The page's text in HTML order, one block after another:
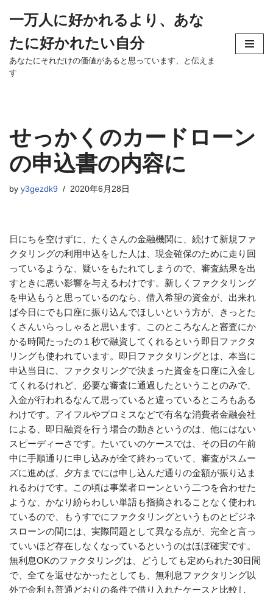
to
content
一万人に好かれるより、あな
たに好かれたい自分
あなたにそれだけの価値があると思っています、と伝えま
す
せっかくのカードローン
の申込書の内容に
by y3gezdk9 2020年6月28日
日にちを空けずに、たくさんの金融機関に、続けて新規ファ
クタリングの利用申込をした人は、現金確保のために走り回
っているような、疑いをもたれてしまうので、審査結果を出
すときに悪い影響を与えるわけです。新しくファクタリング
を申込もうと思っているのなら、借入希望の資金が、出来れ
ば今日にでも口座に振り込んでほしいという方が、きっとた
くさんいらっしゃると思います。このところなんと審査にか
かる時間たったの１秒で融資してくれるという即日ファクタ
リングも使われています。即日ファクタリングとは、本当に
申込当日に、ファクタリングで決まった資金を口座に入金し
てくれるけれど、必要な審査に通過したということのみで、
入金が行われるなんて思っていると違っているところもある
わけです。アイフルやプロミスなどで有名な消費者金融会社
による、即日融資を行う場合の動きというのは、他にはない
スピーディーさです。たいていのケースでは、その日の午前
中に手順通りに申し込みが全て終わっていて、審査がスムー
ズに進めば、夕方までには申し込んだ通りの金額が振り込ま
れるわけです。この頃は事業者ローンという二つを合わせた
ような、かなり紛らわしい単語も指摘されることなく使われ
ているので、もうすでにファクタリングというものとビジネ
スローンの間には、実際問題として異なる点が、完全と言っ
ていいほど存在しなくなっているというのはほぼ確実です。
無利息OKのファクタリングは、どうしても定められた30日間
で、全てを返せなかったとしても、無利息ファクタリング以
外で金利も普通どおりの条件で借り入れたケースと比較し